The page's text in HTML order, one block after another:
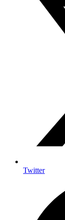
Twitter